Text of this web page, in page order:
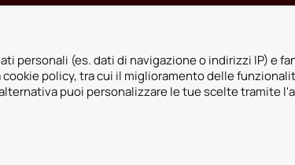
(es. dati di navigazione o indirizzi IP) e
policy, tra cui il miglioramento delle
puoi personalizzare le tue scelte tramite